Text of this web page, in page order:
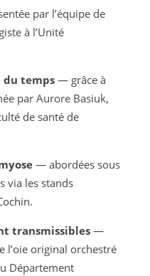
par l’équipe de
à l’Unité
du temps— grâce à
par Aurore Basiuk,
de santé de
— abordées sous
via les stands
transmissibles—
l’oie original orchestré
Département